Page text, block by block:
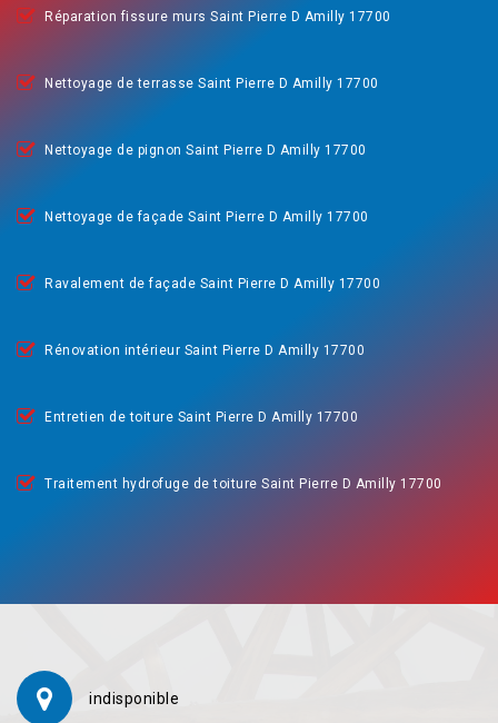
Réparation fissure murs Saint Pierre D Amilly 17700
Nettoyage de terrasse Saint Pierre D Amilly 17700
Nettoyage de pignon Saint Pierre D Amilly 17700
Nettoyage de façade Saint Pierre D Amilly 17700
Ravalement de façade Saint Pierre D Amilly 17700
Rénovation intérieur Saint Pierre D Amilly 17700
Entretien de toiture Saint Pierre D Amilly 17700
Traitement hydrofuge de toiture Saint Pierre D Amilly 17700
indisponible